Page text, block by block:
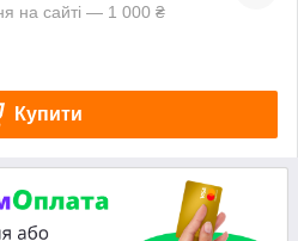
на сайті — 1 000 ₴
Купити